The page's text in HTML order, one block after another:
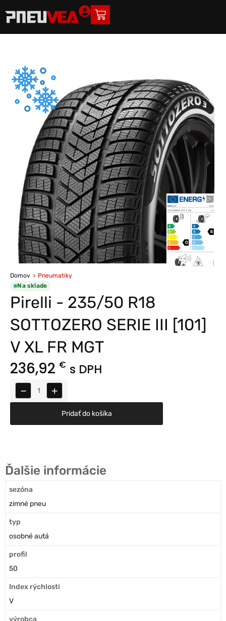
Domov
Pneumatiky
Na sklade
Pirelli - 235/50 R18
SOTTOZERO SERIE III [101]
V XL FR MGT
236,92 € s DPH
− +
Pridať do košíka
Ďalšie informácie
sezóna
zimné pneu
typ
osobné autá
profil
50
Index rýchlosti
V
výrobca